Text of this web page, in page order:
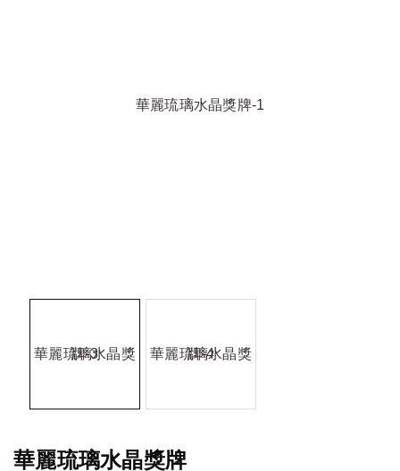
華麗琉璃水晶獎牌